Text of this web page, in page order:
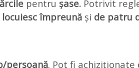
pentru șase. Potrivit
împreună și de patru
persoană. Pot fi